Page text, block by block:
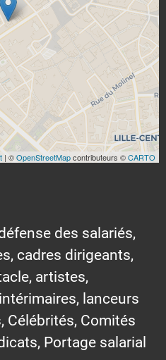
| ©OpenStreetMapcontributeurs ©CARTO
des salariés,
cadres dirigeants,
artistes,
lanceurs
Célébrités, Comités
Portage salarial